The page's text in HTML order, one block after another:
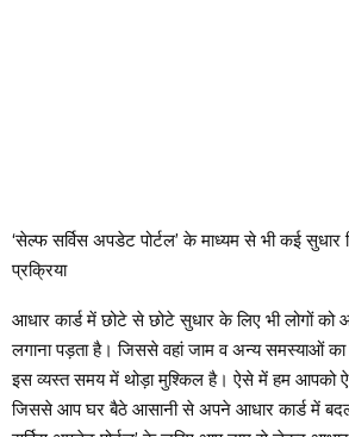
‘सेल्फ सर्विस अपडेट पोर्टल’ के माध्यम से भी कई
प्रक्रिया
आधार कार्ड में छोटे से छोटे सुधार के लिए भी लोगों
लगाना पड़ता है। जिससे वहां जाम व अन्य समस्याओं
इस व्यस्त समय में थोड़ा मुश्किल है। ऐसे में हम आपको
जिससे आप घर बैठे आसानी से अपने आधार कार्ड में